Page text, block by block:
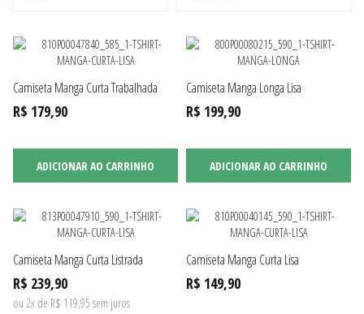
LONGA VER TODOS
CURTA VER TODOS
Camiseta Manga Curta Trabalhada
R$ 179,90
ADICIONAR AO CARRINHO
Camiseta Manga Longa Lisa
R$ 199,90
ADICIONAR AO CARRINHO
Camiseta Manga Curta Listrada
R$ 239,90
ou 2x de R$ 119,95 sem juros
Camiseta Manga Curta Lisa
R$ 149,90